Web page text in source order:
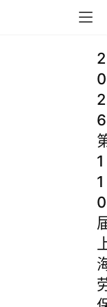
2
0
2
6
1
1
0